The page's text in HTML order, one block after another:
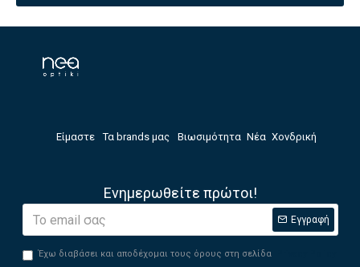
Είμαστε Τα brands μας Βιωσιμότητα Νέα Χονδρική
Ενημερωθείτε πρώτοι!
Εγγραφή
Έχω διαβάσει και αποδέχομαι τους όρους στη σελίδα